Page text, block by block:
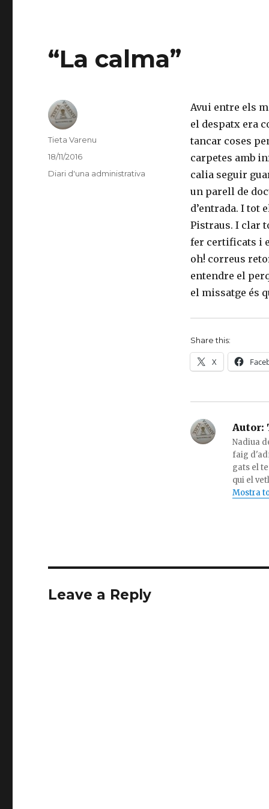
“La calma”
Avui entre els
el despatx era
tancar coses
carpetes amb
calia seguir
un parell de
d’entrada. I tot
Pistraus. I clar
fer certificats i
oh! correus
entendre el
el missatge és
Share this:
X
Autor:
Nadiua
faig
gats el
qui el
Mostra
Autor
Tieta Varenu
Publicat
18/11/2016
Categories
Diari d'una administrativa
Leave a Reply